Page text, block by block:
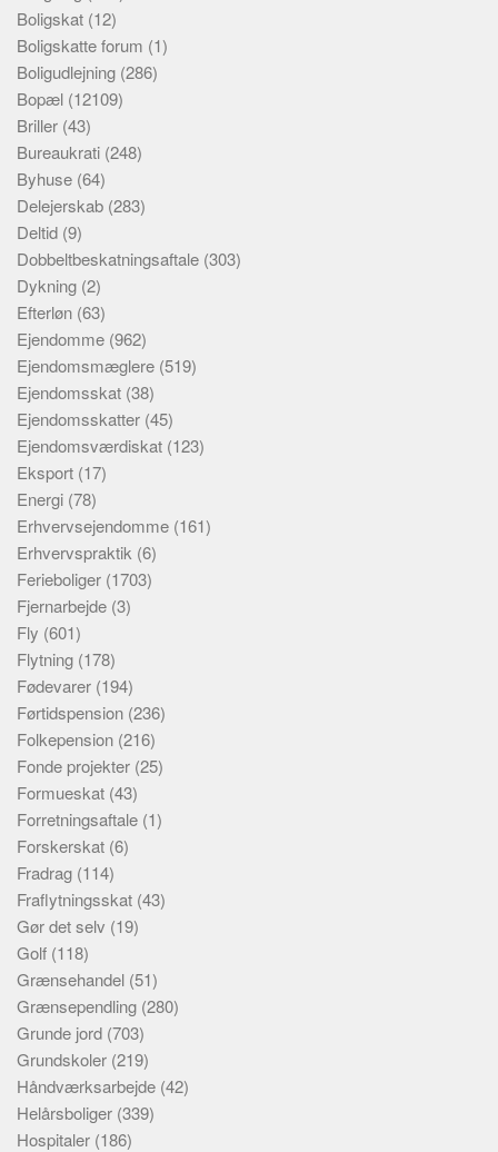
Boligskat (12)
Boligskatte forum (1)
Boligudlejning (286)
Bopæl (12109)
Briller (43)
Bureaukrati (248)
Byhuse (64)
Delejerskab (283)
Deltid (9)
Dobbeltbeskatningsaftale (303)
Dykning (2)
Efterløn (63)
Ejendomme (962)
Ejendomsmæglere (519)
Ejendomsskat (38)
Ejendomsskatter (45)
Ejendomsværdiskat (123)
Eksport (17)
Energi (78)
Erhvervsejendomme (161)
Erhvervspraktik (6)
Ferieboliger (1703)
Fjernarbejde (3)
Fly (601)
Flytning (178)
Fødevarer (194)
Førtidspension (236)
Folkepension (216)
Fonde projekter (25)
Formueskat (43)
Forretningsaftale (1)
Forskerskat (6)
Fradrag (114)
Fraflytningsskat (43)
Gør det selv (19)
Golf (118)
Grænsehandel (51)
Grænsependling (280)
Grunde jord (703)
Grundskoler (219)
Håndværksarbejde (42)
Helårsboliger (339)
Hospitaler (186)